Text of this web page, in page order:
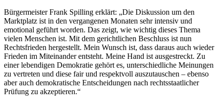
Bürgermeister Frank Spilling erklärt: „Die Diskussion um den
Marktplatz ist in den vergangenen Monaten sehr intensiv und
emotional geführt worden. Das zeigt, wie wichtig dieses Thema
vielen Menschen ist. Mit dem gerichtlichen Beschluss ist nun
Rechtsfrieden hergestellt. Mein Wunsch ist, dass daraus auch wieder
Frieden im Miteinander entsteht. Meine Hand ist ausgestreckt. Zu
einer lebendigen Demokratie gehört es, unterschiedliche Meinungen
zu vertreten und diese fair und respektvoll auszutauschen – ebenso
aber auch demokratische Entscheidungen nach rechtsstaatlicher
Prüfung zu akzeptieren.“